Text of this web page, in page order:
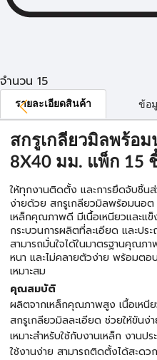
จำนวน 15
รายละเอียดสินค้า ข้อ
สกรูเกลียวมิลพร้อม
8X40 มม. แพ็ก 15
ให้ทุกงานติดตั้ง และการยึดจับชิ้น
ง่ายด้วย สกรูเกลียวมิลพร้อมนอ
เหล็กคุณภาพดี มีเนื้อเหนียวและแ
กระบวนการผลิตที่ละเอียด และ
สามารถมั่นใจได้ในมาตรฐานคุณภ
หนา และไม่คลายตัวง่าย พร้อมตอ
เหมาะสม
คุณสมบัติ
ผลิตจากเหล็กคุณภาพสูง เนื้อเหนี
สกรูเกลียวมิลละเอียด ช่วยให้ขันง่
เหมาะสำหรับใช้กับงานเหล็ก งานป
ใช้งานง่าย สามารถติดตั้งได้สะดว